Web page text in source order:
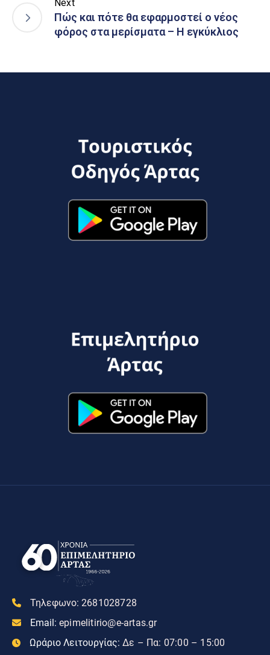
Next
Πώς και πότε θα εφαρμοστεί ο νέος
φόρος στα μερίσματα – Η εγκύκλιος
Τηλεφωνο: 2681028728
Email: epimelitirio@e-artas.gr
Ωράριο Λειτουργίας: Δε – Πα: 07:00 – 15:00